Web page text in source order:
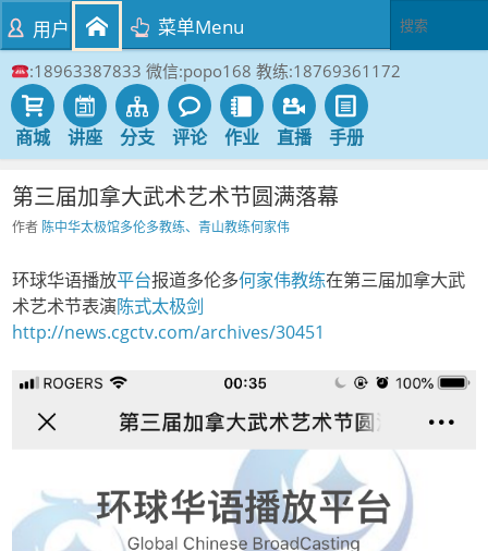
:18963387833 微信:popo168 教练:18769361172
商城 讲座 分支 评论 作业 直播 手册
用户 菜单Menu
第三届加拿大武术艺术节圆满落幕
作者 陈中华太极馆多伦多教练、青山教练何家伟
环球华语播放平台报道多伦多何家伟教练在第三届加拿大武
术艺术节表演陈式太极剑
http://news.cgctv.com/archives/30451